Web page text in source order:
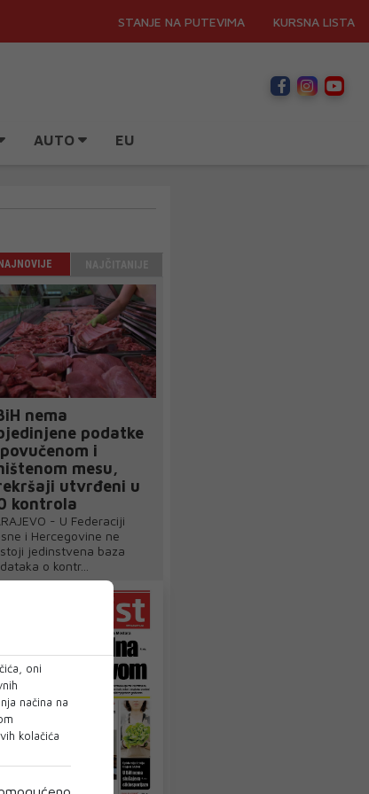
STANJE NA PUTEVIMA KURSNA LISTA
AUTO EU
NAJNOVIJE
nema
podatke
i
mesu,
utvrđeni u
kontrola
- U Federaciji
i Hercegovine ne
jedinstvena baza
o kontr...
oni
načina na
kolačića